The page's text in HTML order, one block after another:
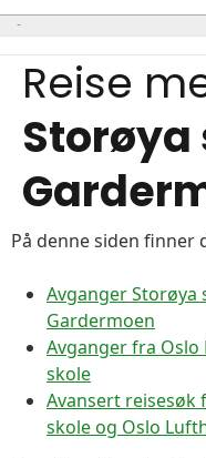
Reise
Storøya
På denne siden finner
Avganger
Gardermoen
Avganger fra
skole
Avansert reisesøk
skole og Oslo